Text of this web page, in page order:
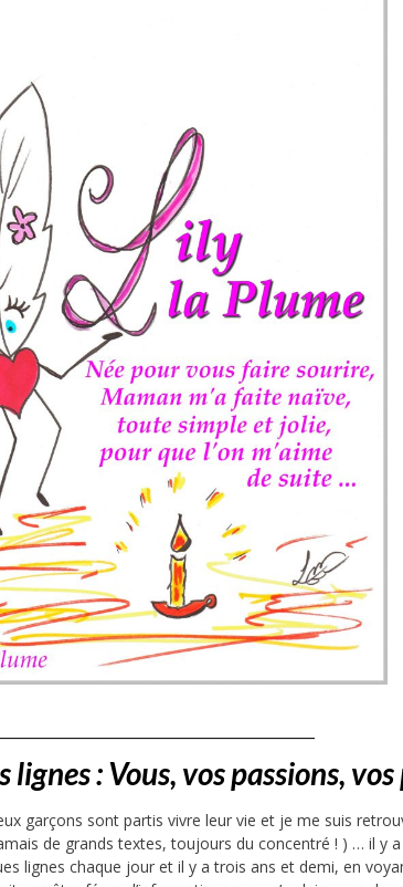
lignes : Vous, vos passions,
garçons sont partis vivre leur vie et je me suis
de grands textes, toujours du concentré ! ) … il y
lignes chaque jour et il y a trois ans et demi, en